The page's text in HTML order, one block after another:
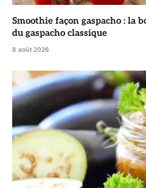
Smoothie façon gaspacho : la
du gaspacho classique
8 août 2026